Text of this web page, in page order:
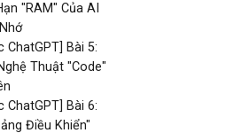
"RAM" Của AI
ChatGPT] Bài 5:
Thuật "Code"
ChatGPT] Bài 6:
Điều Khiển"